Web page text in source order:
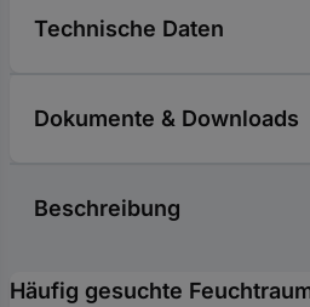
Technische Daten
Dokumente & Downloads
Beschreibung
Häufig gesuchte